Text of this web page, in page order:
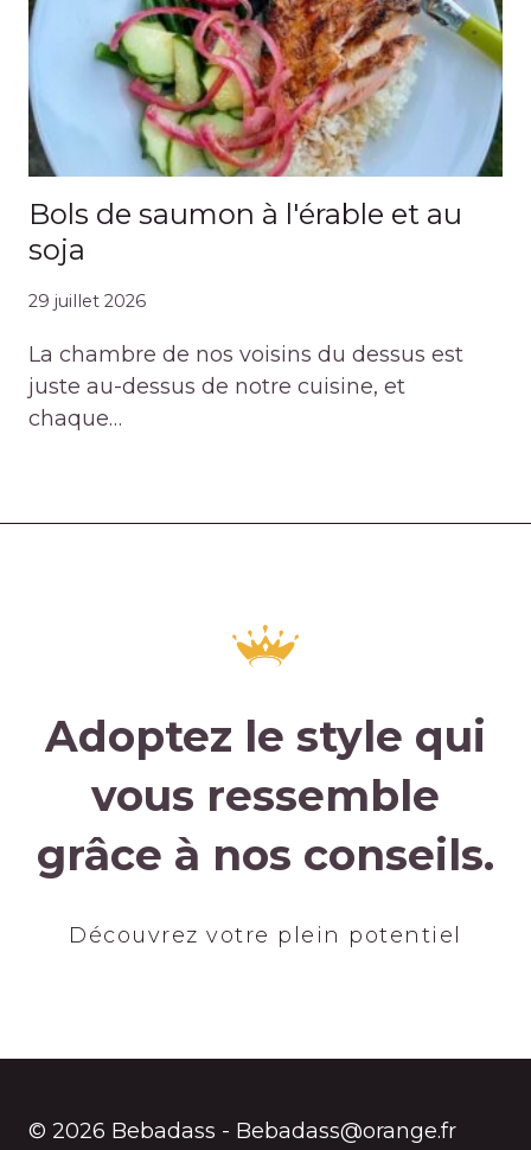
Bols de saumon à l'érable et au
soja
29 juillet 2026
La chambre de nos voisins du dessus est
juste au-dessus de notre cuisine, et
chaque…
Adoptez le style qui
vous ressemble
grâce à nos conseils.
Découvrez votre plein potentiel
© 2026 Bebadass - Bebadass@orange.fr